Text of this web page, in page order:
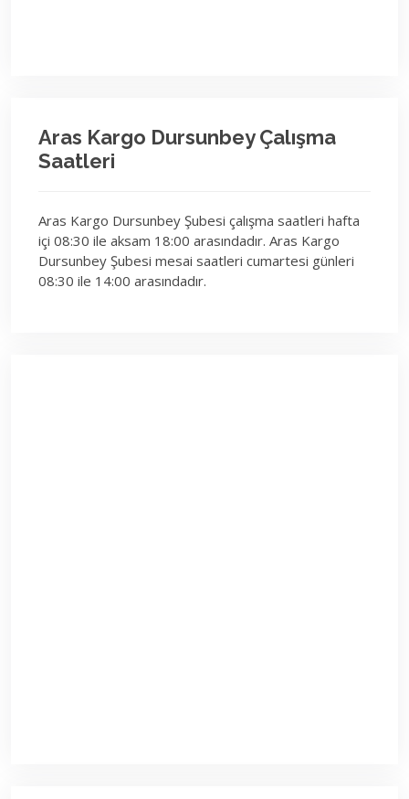
Aras Kargo Dursunbey Çalışma
Saatleri
Aras Kargo Dursunbey Şubesi çalışma saatleri hafta
içi 08:30 ile aksam 18:00 arasındadır. Aras Kargo
Dursunbey Şubesi mesai saatleri cumartesi günleri
08:30 ile 14:00 arasındadır.